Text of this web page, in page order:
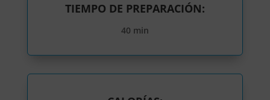
TIEMPO DE PREPARACIÓN:
40 min